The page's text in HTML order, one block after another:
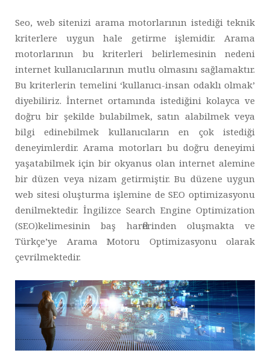
Seo, web sitenizi arama motorlarının istediği teknik
kriterlere uygun hale getirme işlemidir. Arama
motorlarının bu kriterleri belirlemesinin nedeni
internet kullanıcılarının mutlu olmasını sağlamaktır.
Bu kriterlerin temelini ‘kullanıcı-insan odaklı olmak’
diyebiliriz. İnternet ortamında istediğini kolayca ve
doğru bir şekilde bulabilmek, satın alabilmek veya
bilgi edinebilmek kullanıcıların en çok istediği
deneyimlerdir. Arama motorları bu doğru deneyimi
yaşatabilmek için bir okyanus olan internet alemine
bir düzen veya nizam getirmiştir. Bu düzene uygun
web sitesi oluşturma işlemine de SEO optimizasyonu
denilmektedir. İngilizce Search Engine Optimization
(SEO)kelimesinin baş harflerinden oluşmakta ve
Türkçe’ye Arama Motoru Optimizasyonu olarak
çevrilmektedir.